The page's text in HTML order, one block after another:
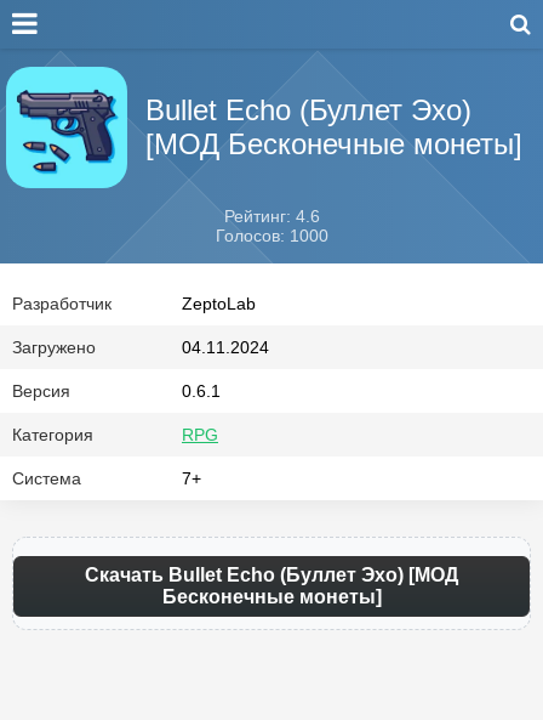
Bullet Echo (Буллет Эхо)
[МОД Бесконечные монеты]
Рейтинг: 4.6
Голосов: 1000
Разработчик ZeptoLab
Загружено 04.11.2024
Версия 0.6.1
Категория RPG
Система 7+
Скачать Bullet Echo (Буллет Эхо) [МОД
Бесконечные монеты]